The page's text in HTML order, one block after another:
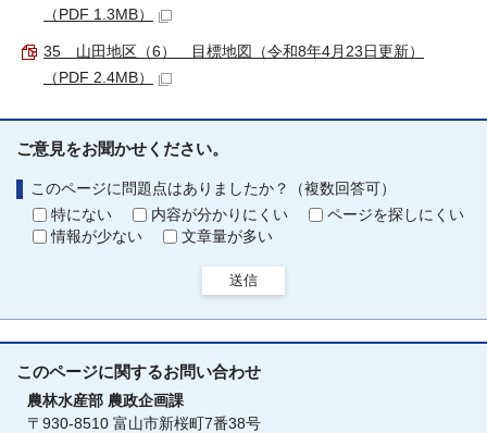
（PDF 1.3MB）
35 山田地区（6） 目標地図（令和8年4月23日更新）
（PDF 2.4MB）
ご意見をお聞かせください。
このページに問題点はありましたか？（複数回答可）
特にない
内容が分かりにくい
ページを探しにくい
情報が少ない
文章量が多い
送信
このページに関するお問い合わせ
農林水産部 農政企画課
〒930-8510 富山市新桜町7番38号